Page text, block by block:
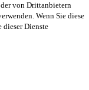
von Drittanbietern
Wenn Sie diese
Dienste